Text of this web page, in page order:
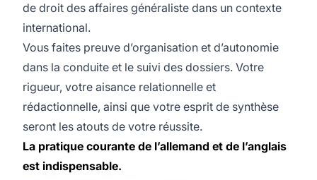
de droit des affaires généraliste dans un contexte
international.
Vous faites preuve d’organisation et d’autonomie
dans la conduite et le suivi des dossiers. Votre
rigueur, votre aisance relationnelle et
rédactionnelle, ainsi que votre esprit de synthèse
seront les atouts de votre réussite.
La pratique courante de l’allemand et de l’anglais
est indispensable.